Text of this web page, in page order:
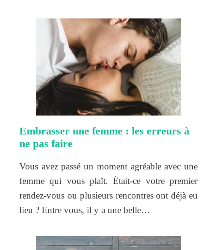
Embrasser une femme : les erreurs à
ne pas faire
Vous avez passé un moment agréable avec une
femme qui vous plaît. Était-ce votre premier
rendez-vous ou plusieurs rencontres ont déjà eu
lieu ? Entre vous, il y a une belle…